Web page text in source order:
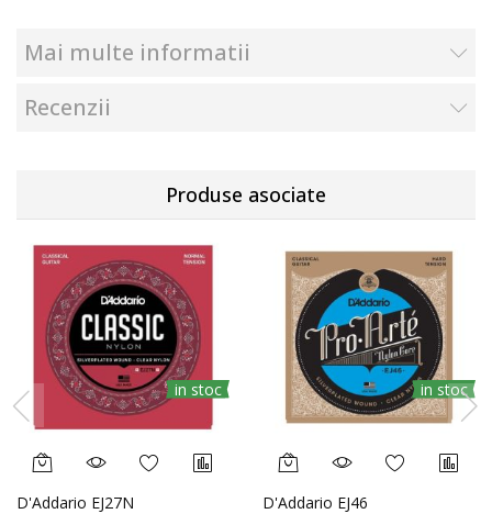
Mai multe informatii
Recenzii
Produse asociate
in stoc
D'Addario EJ27N
in stoc
D'Addario EJ46